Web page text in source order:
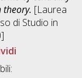
theory. [Laurea
di Studio in